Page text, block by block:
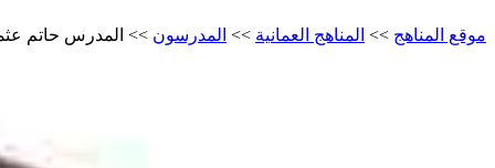
موقع المناهج >> المناهج العمانية >> المدرسون >> المدرس حاتم